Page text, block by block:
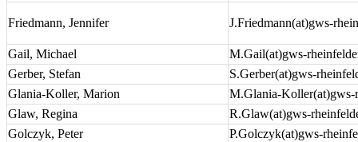
Friedmann, Jennifer J.Friedmann(at)gws-
Gail, Michael
M.Gail(at)gws-
Gerber, Stefan
S.Gerber(at)gws-
Glania-Koller, Marion
M.Glania-Koller(at)gws-
Glaw, Regina
R.Glaw(at)gws-
Golczyk, Peter
P.Golczyk(at)gws-